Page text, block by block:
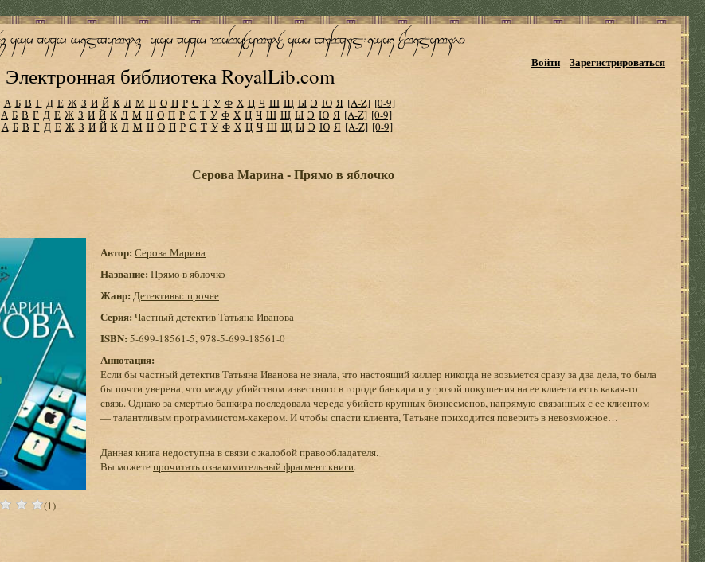
Электронная библиотека RoyalLib.com
Войти Зарегистрироваться
А Б В Г Д Е Ж З И Й К Л М Н О П Р С Т У Ф Х Ц Ч Ш Щ Ы Э Ю Я [A-Z] [0-9]
А Б В Г Д Е Ж З И Й К Л М Н О П Р С Т У Ф Х Ц Ч Ш Щ Ы Э Ю Я [A-Z] [0-9]
А Б В Г Д Е Ж З И Й К Л М Н О П Р С Т У Ф Х Ц Ч Ш Щ Ы Э Ю Я [A-Z] [0-9]
Серова Марина - Прямо в яблочко
(1)
Автор: Серова Марина
Название: Прямо в яблочко
Жанр: Детективы: прочее
Серия: Частный детектив Татьяна Иванова
ISBN:5-699-18561-5, 978-5-699-18561-0
Аннотация:
Если бы частный детектив Татьяна Иванова не знала, что настоящий киллер никогда не возьмется сразу за два дела, то была
бы почти уверена, что между убийством известного в городе банкира и угрозой покушения на ее клиента есть какая-то
связь. Однако за смертью банкира последовала череда убийств крупных бизнесменов, напрямую связанных с ее клиентом
— талантливым программистом-хакером. И чтобы спасти клиента, Татьяне приходится поверить в невозможное…
Данная книга недоступна в связи с жалобой правообладателя.
Вы можетепрочитать ознакомительный фрагмент книги.